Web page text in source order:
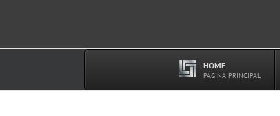
conteúdo
HOME
PÁGINA PRINCIPAL